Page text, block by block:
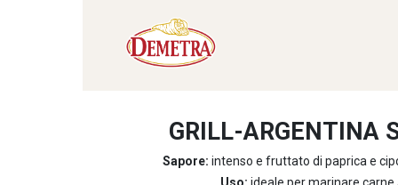
GRILL-ARGENTINA
Sapore: intenso e fruttato di paprica e